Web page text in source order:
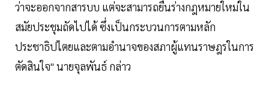
ว่าจะออกจากสารบบ แต่จะสามารถยื่นร่างกฎหมายใหม่ใน
สมัยประชุมถัดไปได้ ซึ่งเป็นกระบวนการตามหลัก
ประชาธิปไตยและตามอำนาจของสภาผู้แทนราษฎรในการ
ตัดสินใจ" นายจุลพันธ์ กล่าว